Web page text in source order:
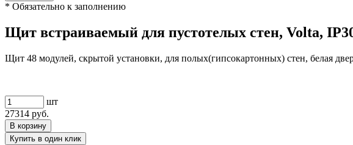
* Обязательно к заполнению
Щит встраиваемый для пустотелых стен, Volta,
Щит 48 модулей, скрытой установки, для полых(гипсокартонных) стен, белая
шт
27314 руб.
В корзину
Купить в один клик